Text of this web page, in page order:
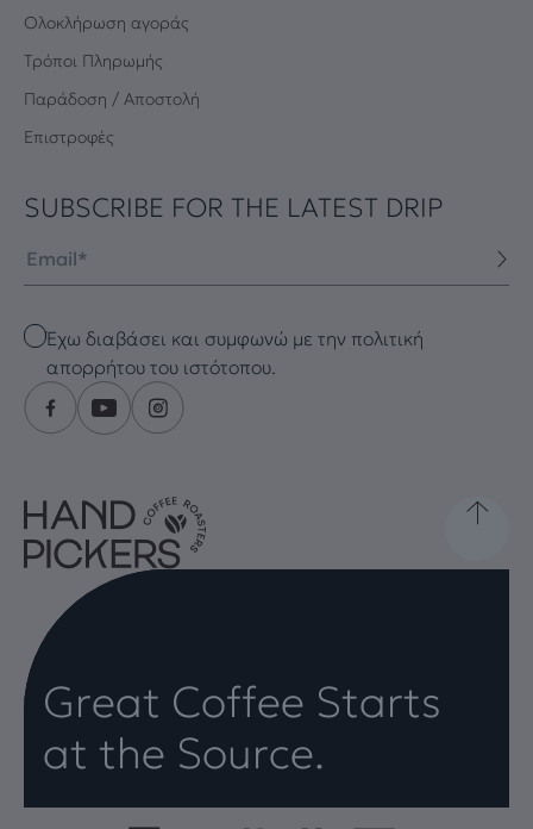
Oλοκλήρωση αγοράς
Τρόποι Πληρωμής
Παράδοση / Αποστολή
Επιστροφές
SUBSCRIBE FOR THE LATEST DRIP
Checkbox
Έχω διαβάσει και συμφωνώ με την πολιτική
απορρήτου του ιστότοπου.
Great Coffee Starts
at the Source.